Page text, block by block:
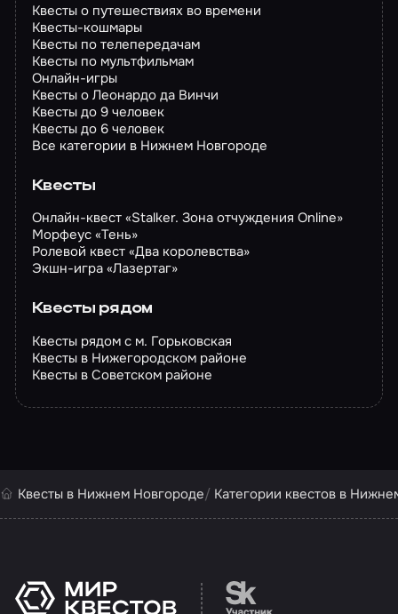
Квесты о путешествиях во времени
Квесты-кошмары
Квесты по телепередачам
Квесты по мультфильмам
Онлайн-игры
Квесты о Леонардо да Винчи
Квесты до 9 человек
Квесты до 6 человек
Все категории в Нижнем Новгороде
Квесты
Онлайн-квест «Stalker. Зона отчуждения Online»
Морфеус «Тень»
Ролевой квест «Два королевства»
Экшн-игра «Лазертаг»
Квесты рядом
Квесты рядом с м. Горьковская
Квесты в Нижегородском районе
Квесты в Советском районе
Квесты в Нижнем Новгороде Категории квестов в
Перейти на сайт